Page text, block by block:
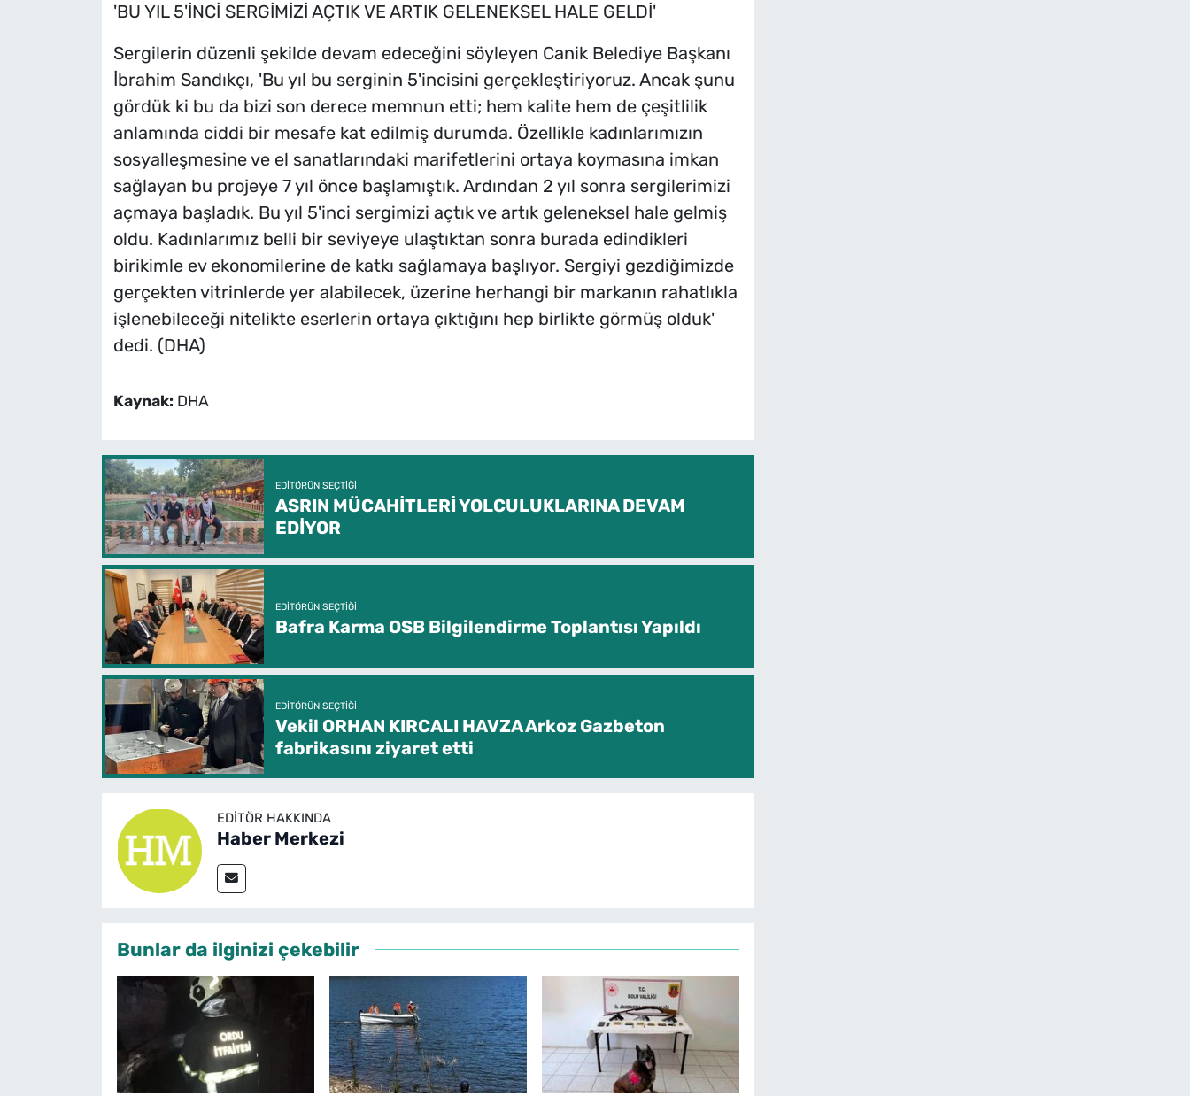
'BU YIL 5'İNCİ SERGİMİZİ AÇTIK VE ARTIK GELENEKSEL HALE GELDİ'
Sergilerin düzenli şekilde devam edeceğini söyleyen Canik Belediye Başkanı
İbrahim Sandıkçı, 'Bu yıl bu serginin 5'incisini gerçekleştiriyoruz. Ancak şunu
gördük ki bu da bizi son derece memnun etti; hem kalite hem de çeşitlilik
anlamında ciddi bir mesafe kat edilmiş durumda. Özellikle kadınlarımızın
sosyalleşmesine ve el sanatlarındaki marifetlerini ortaya koymasına imkan
sağlayan bu projeye 7 yıl önce başlamıştık. Ardından 2 yıl sonra sergilerimizi
açmaya başladık. Bu yıl 5'inci sergimizi açtık ve artık geleneksel hale gelmiş
oldu. Kadınlarımız belli bir seviyeye ulaştıktan sonra burada edindikleri
birikimle ev ekonomilerine de katkı sağlamaya başlıyor. Sergiyi gezdiğimizde
gerçekten vitrinlerde yer alabilecek, üzerine herhangi bir markanın rahatlıkla
işlenebileceği nitelikte eserlerin ortaya çıktığını hep birlikte görmüş olduk'
dedi. (DHA)
Kaynak: DHA
EDITÖRÜN SEÇTIĞI
ASRIN MÜCAHİTLERİ YOLCULUKLARINA DEVAM
EDİYOR
EDITÖRÜN SEÇTIĞI
Bafra Karma OSB Bilgilendirme Toplantısı Yapıldı
EDITÖRÜN SEÇTIĞI
Vekil ORHAN KIRCALI HAVZA Arkoz Gazbeton
fabrikasını ziyaret etti
EDITÖR HAKKINDA
Haber Merkezi
Bunlar da ilginizi çekebilir